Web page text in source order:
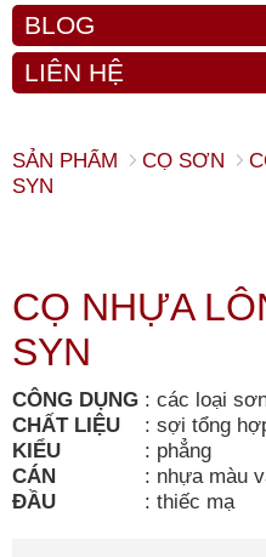
BLOG
LIÊN HỆ
SẢN PHẨM CỌ SƠN
SYN
CỌ NHỰA
SYN
CÔNG DỤNG : các loại
CHẤT LIỆU
: sợi tổng
KIỂU
: phẳng
CÁN
: nhựa màu
ĐẦU
: thiếc mạ